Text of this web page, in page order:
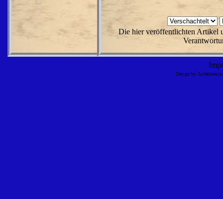
Die hier veröffentlichten Artikel
Design by